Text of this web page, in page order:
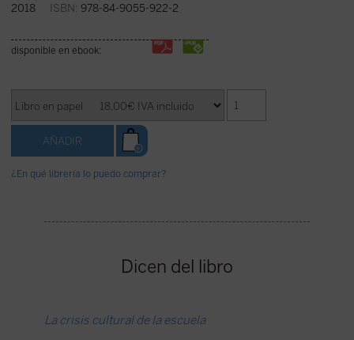
2018 ISBN: 978-84-9055-922-2
disponible en ebook:
¿En qué librería lo puedo comprar?
Dicen del libro
La crisis cultural de la escuela